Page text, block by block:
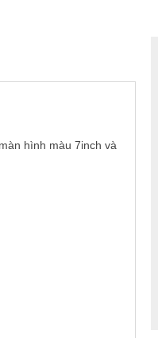
hình màu 7inch và